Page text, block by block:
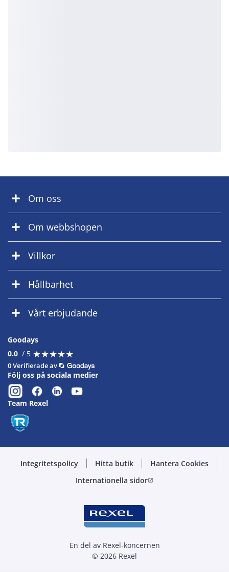
Om oss
Om webbshopen
Villkor
Hållbarhet
Vårt erbjudande
Goodays
0.0 / 5 ★★★★★
★★★★★
0 Verifierade av
Följ oss på sociala medier
Team Rexel
Integritetspolicy Hitta butik
Hantera Cookies
Internationella sidoropen_in_new
En del av Rexel-koncernen
© 2026 Rexel